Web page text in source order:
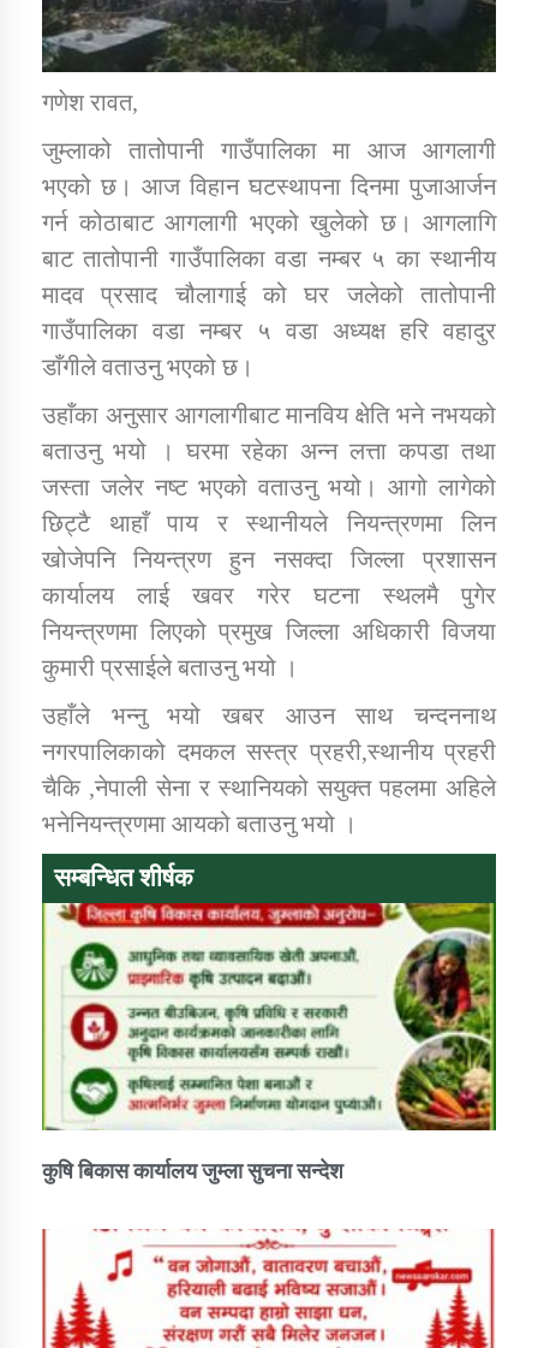
कर्णाली प्रविधि शिक्षालय जुम्लाको सुचना
कार्यक्रम कार्यान्वयन एकाई जुम्लाको सुचना
कर्णाली प्राविधि शिक्षालय जुम्लाको सुचना
तातोपानी गाउँपालिका जुम्लाको महिला तथा लैङ्गिक हिंसा
सम्बन्धी सूचना सन्देश
तातोपानी गाउँपालिका जुम्लाको महिनावारी सम्बन्धिकाे
तातोपानी गाउँपालिका जुम्लाको बालविवाह सन्देश
गणेश रावत,
जुम्लाको तातोपानी गाउँपालिका मा आज आगलागी
भएको छ। आज विहान घटस्थापना दिनमा पुजाआर्जन
गर्न कोठाबाट आगलागी भएको खुलेको छ। आगलागि
बाट तातोपानी गाउँपालिका वडा नम्बर ५ का स्थानीय
मादव प्रसाद चौलागाई को घर जलेको तातोपानी
गाउँपालिका वडा नम्बर ५ वडा अध्यक्ष हरि वहादुर
डाँगीले वताउनु भएको छ।
उहाँका अनुसार आगलागीबाट मानविय क्षेति भने नभयको
बताउनु भयो । घरमा रहेका अन्न लत्ता कपडा तथा
जस्ता जलेर नष्ट भएको वताउनु भयो। आगो लागेको
छिट्टै थाहाँ पाय र स्थानीयले नियन्त्रणमा लिन
खोजेपनि नियन्त्रण हुन नसक्दा जिल्ला प्रशासन
कार्यालय लाई खवर गरेर घटना स्थलमै पुगेर
नियन्त्रणमा लिएको प्रमुख जिल्ला अधिकारी विजया
कुमारी प्रसाईले बताउनु भयो ।
उहाँले भन्नु भयो खबर आउन साथ चन्दननाथ
नगरपालिकाको दमकल सस्त्र प्रहरी,स्थानीय प्रहरी
चैकि ,नेपाली सेना र स्थानियको सयुक्त पहलमा अहिले
भनेनियन्त्रणमा आयको बताउनु भयो ।
सम्बन्धित शीर्षक
कुषि बिकास कार्यालय जुम्ला सुचना सन्देश